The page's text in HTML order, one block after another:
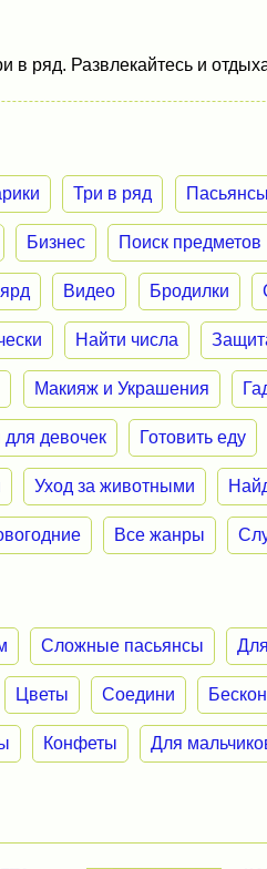
ряд. Развлекайтесь и
Три в ряд Пасьянсы
Бизнес Поиск предметов
Видео Бродилки
Найти числа
Макияж и Украшения
для девочек Готовить еду
Уход за животными
Все жанры
Сложные пасьянсы
Цветы Соедини
Конфеты Для